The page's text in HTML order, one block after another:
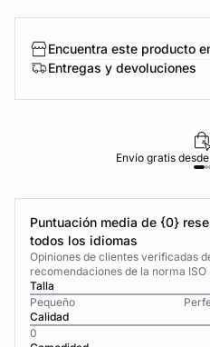
Encuentra este producto
Entregas y devoluciones
Envío gratis
Puntuación media de {0}
todos los idiomas
Opiniones de clientes verificadas
recomendaciones de la norma ISO
Talla
Pequeño
Calidad
0